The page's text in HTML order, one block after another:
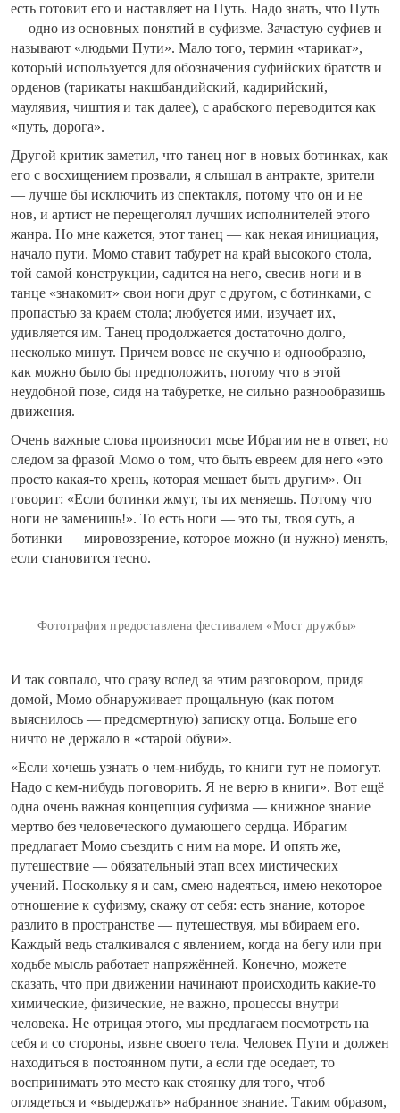
есть готовит его и наставляет на Путь. Надо знать, что Путь
— одно из основных понятий в суфизме. Зачастую суфиев и
называют «людьми Пути». Мало того, термин «тарикат»,
который используется для обозначения суфийских братств и
орденов (тарикаты накшбандийский, кадирийский,
маулявия, чиштия и так далее), с арабского переводится как
«путь, дорога».
Другой критик заметил, что танец ног в новых ботинках, как
его с восхищением прозвали, я слышал в антракте, зрители
— лучше бы исключить из спектакля, потому что он и не
нов, и артист не перещеголял лучших исполнителей этого
жанра. Но мне кажется, этот танец — как некая инициация,
начало пути. Момо ставит табурет на край высокого стола,
той самой конструкции, садится на него, свесив ноги и в
танце «знакомит» свои ноги друг с другом, с ботинками, с
пропастью за краем стола; любуется ими, изучает их,
удивляется им. Танец продолжается достаточно долго,
несколько минут. Причем вовсе не скучно и однообразно,
как можно было бы предположить, потому что в этой
неудобной позе, сидя на табуретке, не сильно разнообразишь
движения.
Очень важные слова произносит мсье Ибрагим не в ответ, но
следом за фразой Момо о том, что быть евреем для него «это
просто какая-то хрень, которая мешает быть другим». Он
говорит: «Если ботинки жмут, ты их меняешь. Потому что
ноги не заменишь!». То есть ноги — это ты, твоя суть, а
ботинки — мировоззрение, которое можно (и нужно) менять,
если становится тесно.
Фотография предоставлена фестивалем «Мост дружбы»
И так совпало, что сразу вслед за этим разговором, придя
домой, Момо обнаруживает прощальную (как потом
выяснилось — предсмертную) записку отца. Больше его
ничто не держало в «старой обуви».
«Если хочешь узнать о чем-нибудь, то книги тут не помогут.
Надо с кем-нибудь поговорить. Я не верю в книги». Вот ещё
одна очень важная концепция суфизма — книжное знание
мертво без человеческого думающего сердца. Ибрагим
предлагает Момо съездить с ним на море. И опять же,
путешествие — обязательный этап всех мистических
учений. Поскольку я и сам, смею надеяться, имею некоторое
отношение к суфизму, скажу от себя: есть знание, которое
разлито в пространстве — путешествуя, мы вбираем его.
Каждый ведь сталкивался с явлением, когда на бегу или при
ходьбе мысль работает напряжённей. Конечно, можете
сказать, что при движении начинают происходить какие-то
химические, физические, не важно, процессы внутри
человека. Не отрицая этого, мы предлагаем посмотреть на
себя и со стороны, извне своего тела. Человек Пути и должен
находиться в постоянном пути, а если где оседает, то
воспринимать это место как стоянку для того, чтоб
оглядеться и «выдержать» набранное знание. Таким образом,